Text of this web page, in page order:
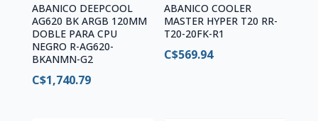
ABANICO DEEPCOOL
AG620 BK ARGB 120MM
DOBLE PARA CPU
NEGRO R-AG620-
BKANMN-G2
C$1,740.79
ABANICO COOLER
MASTER HYPER T20 RR-
T20-20FK-R1
C$569.94